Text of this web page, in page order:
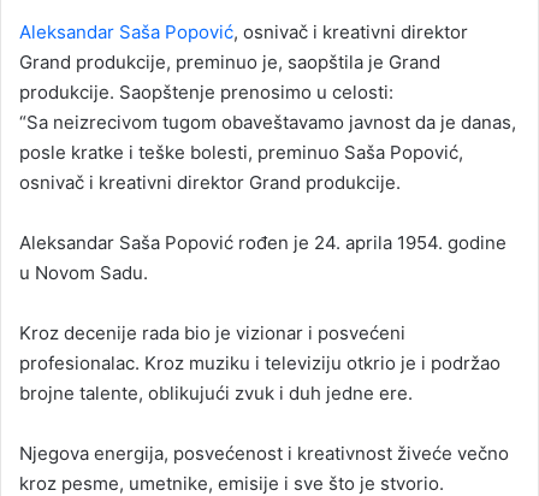
a
a
Aleksandar Saša Popović, osnivač i kreativni direktor
Grand produkcije, preminuo je, saopštila je Grand
produkcije. Saopštenje prenosimo u celosti:
“Sa neizrecivom tugom obaveštavamo javnost da je danas,
posle kratke i teške bolesti, preminuo Saša Popović,
osnivač i kreativni direktor Grand produkcije.
Aleksandar Saša Popović rođen je 24. aprila 1954. godine
u Novom Sadu.
Kroz decenije rada bio je vizionar i posvećeni
profesionalac. Kroz muziku i televiziju otkrio je i podržao
brojne talente, oblikujući zvuk i duh jedne ere.
Njegova energija, posvećenost i kreativnost živeće večno
kroz pesme, umetnike, emisije i sve što je stvorio.